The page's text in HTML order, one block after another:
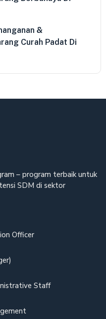
&
Curah Padat Di
– program terbaik untuk
SDM di sektor
Officer
Staff